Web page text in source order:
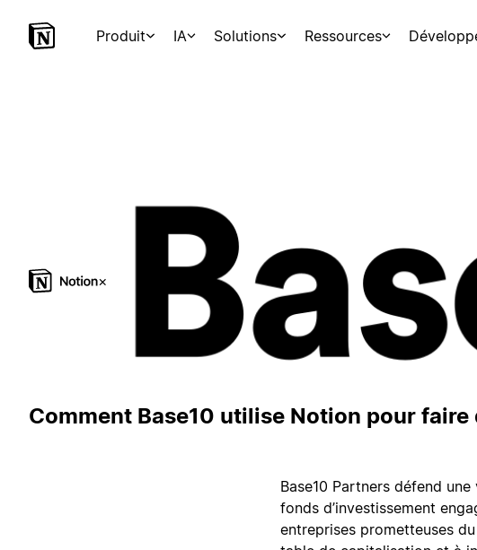
Produit IA Solutions Ressources
×
Comment Base10 utilise Notion pour
Base10 Partners défend
fonds d’investissement
entreprises prometteuses